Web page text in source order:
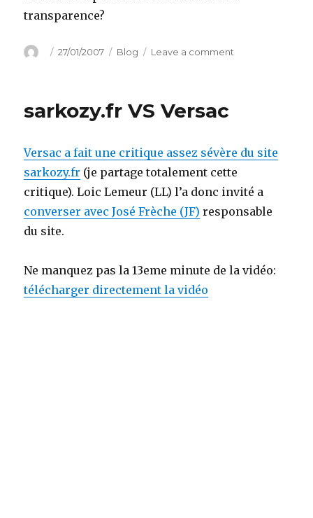
transparence?
Author
Posted
27/01/2007 Categories
Blog Leave a comment
blog
sarkozy.fr VS Versac
Versac a fait une critique assez sévère du site
sarkozy.fr (je partage totalement cette
critique). Loic Lemeur (LL) l’a donc invité a
converser avec José Frèche (JF) responsable
du site.
Ne manquez pas la 13eme minute de la vidéo:
télécharger directement la vidéo